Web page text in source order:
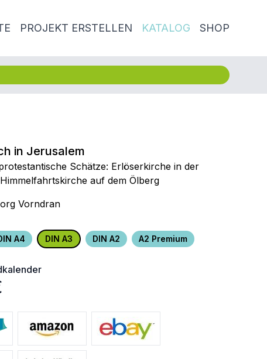
PROJEKT ERSTELLEN KATALOG SHOP
in Jerusalem
Schätze: Erlöserkirche in der
auf dem Ölberg
Vorndran
A4 DIN A3 DIN A2 A2 Premium